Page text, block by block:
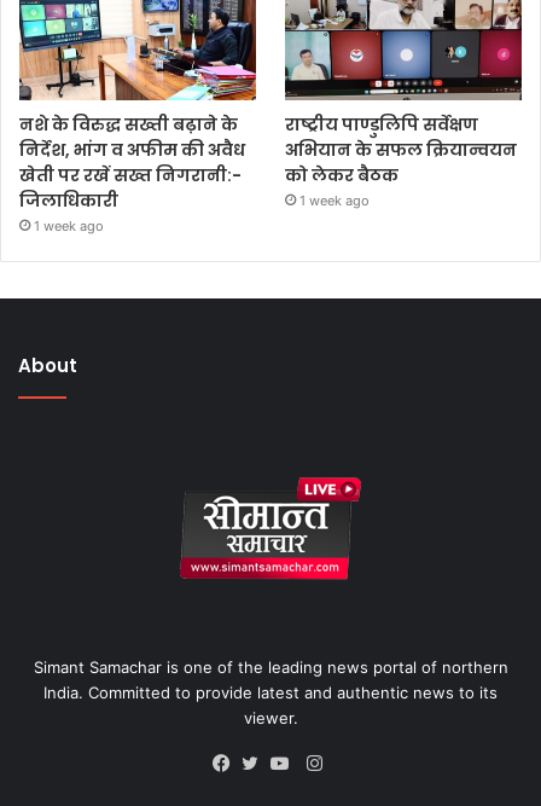
नशे के विरुद्ध सख्ती बढ़ाने के
निर्देश, भांग व अफीम की अवैध
खेती पर रखें सख्त निगरानी:-
जिलाधिकारी
1 week ago
राष्ट्रीय पाण्डुलिपि सर्वेक्षण
अभियान के सफल क्रियान्वयन
को लेकर बैठक
1 week ago
About
Simant Samachar is one of the leading news portal of northern
India. Committed to provide latest and authentic news to its
viewer.
Instagram